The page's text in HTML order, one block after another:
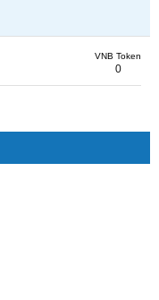
VNB Token
0